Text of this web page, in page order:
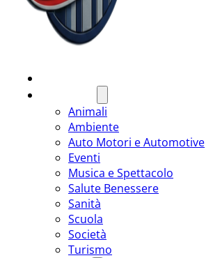
Animali
Ambiente
Auto Motori e Automotive
Eventi
Musica e Spettacolo
Salute Benessere
Sanità
Scuola
Società
Turismo